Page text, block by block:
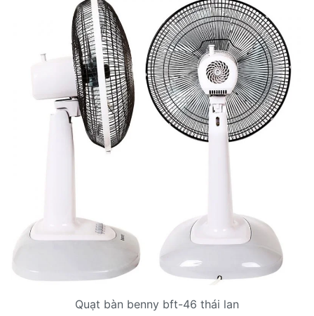
Quạt bàn benny bft-46 thái lan